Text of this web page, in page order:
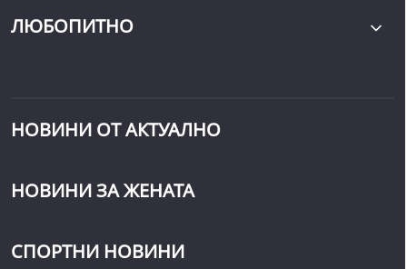
ЛЮБОПИТНО
НОВИНИ ОТ АКТУАЛНО
НОВИНИ ЗА ЖЕНАТА
СПОРТНИ НОВИНИ